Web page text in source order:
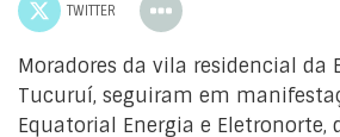
TWITTER
Moradores da vila residencial da
Tucuruí, seguiram em
Equatorial Energia e Eletronorte,